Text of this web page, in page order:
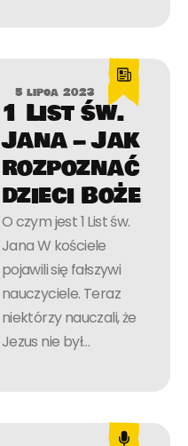
5 lipca 2023
1 List św.
Jana – Jak
rozpoznać
dzieci Boże
O czym jest 1 List św.
Jana W kościele
pojawili się fałszywi
nauczyciele. Teraz
niektórzy nauczali, że
Jezus nie był…